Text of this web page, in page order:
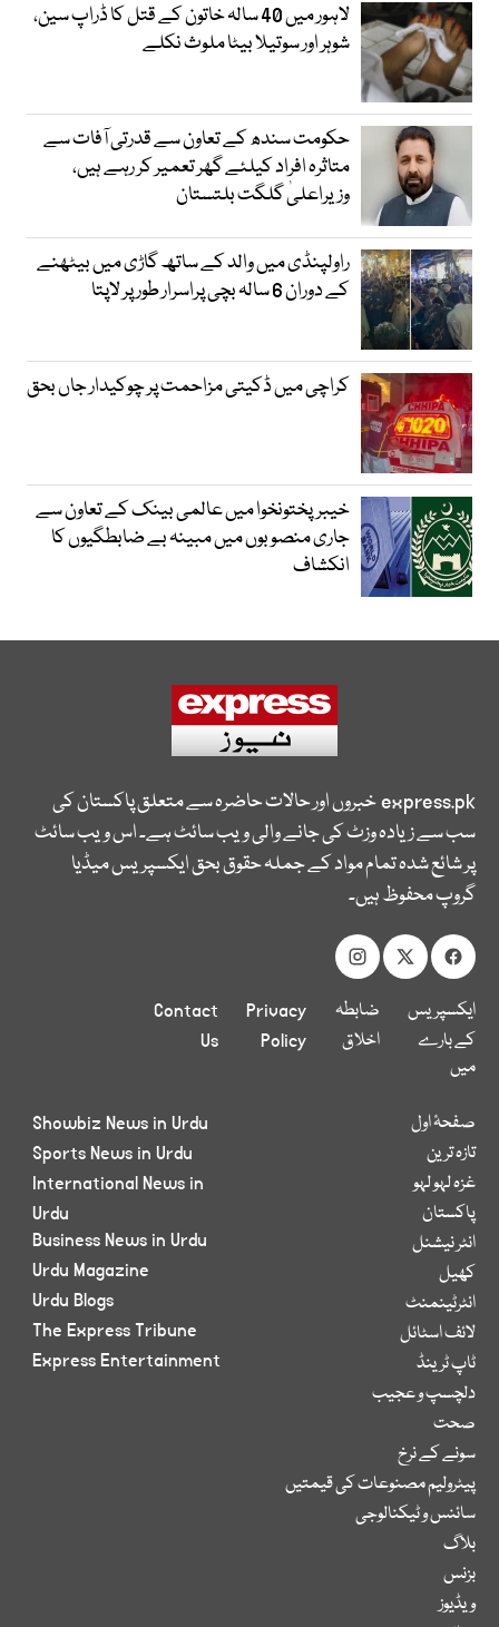
لاہور میں 40 سالہ خاتون کے قتل کا ڈراپ سین،
شوہر اور سوتیلا بیٹا ملوث نکلے
حکومت سندھ کے تعاون سے قدرتی آفات سے
متاثرہ افراد کیلئے گھر تعمیر کر رہے ہیں،
وزیراعلیٰ گلگت بلتستان
راولپنڈی میں والد کے ساتھ گاڑی میں بیٹھنے
کے دوران 6 سالہ بچی پراسرار طور پر لاپتا
کراچی میں ڈکیتی مزاحمت پر چوکیدار جاں بحق
خیبرپختونخوا میں عالمی بینک کے تعاون سے
جاری منصوبوں میں مبینہ بے ضابطگیوں کا
انکشاف
express.pkخبروں اور حالات حاضرہ سے متعلق پاکستان کی
سب سے زیادہ وزٹ کی جانے والی ویب سائٹ ہے۔ اس ویب سائٹ
پر شائع شدہ تمام مواد کے جملہ حقوق بحق ایکسپریس میڈیا
گروپ محفوظ ہیں۔
ایکسپریس
کے بارے
میں
ضابطہ
اخلاق
Privacy
Policy
Contact
Us
صفحۂ اول
تازہ ترین
غزہ لہو لہو
پاکستان
انٹر نیشنل
کھیل
انٹرٹینمنٹ
لائف اسٹائل
ٹاپ ٹرینڈ
دلچسپ و عجیب
صحت
سونے کے نرخ
پیٹرولیم مصنوعات کی قیمتیں
سائنس و ٹیکنالوجی
بلاگ
بزنس
ویڈیوز
Showbiz News in Urdu
Sports News in Urdu
International News in
Urdu
Business News in Urdu
Urdu Magazine
Urdu Blogs
The Express Tribune
Express Entertainment